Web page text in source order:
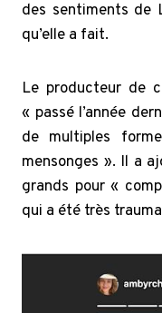
des sentiments
qu’elle a fait.
Le producteur de
« passé l’année
de multiples
mensonges ». Il a
grands pour «
qui a été très